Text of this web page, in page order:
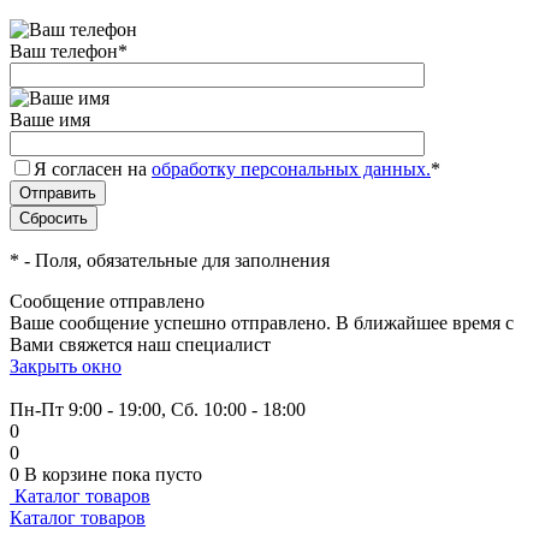
Ваш телефон*
Ваше имя
Я согласен на обработку персональных данных.*
* - Поля, обязательные для заполнения
Сообщение отправлено
Ваше сообщение успешно отправлено. В ближайшее время с
Вами свяжется наш специалист
Закрыть окно
Пн-Пт 9:00 - 19:00, Сб. 10:00 - 18:00
0
0
0 В корзине пока пусто
Каталог товаров
Каталог товаров